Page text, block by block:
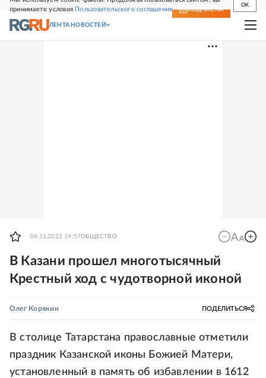
принимаете условия Пользовательского соглашения
OK
СВЕЖИЙ НОМЕР ПОДПИСКА
ЛЕНТА НОВОСТЕЙ
04.11.2022 14:57ОБЩЕСТВО
В Казани прошел многотысячный
Крестный ход с чудотворной иконой
Олег Корякин ПОДЕЛИТЬСЯ
В столице Татарстана православные отметили
праздник Казанской иконы Божией Матери,
установленный в память об избавлении в 1612